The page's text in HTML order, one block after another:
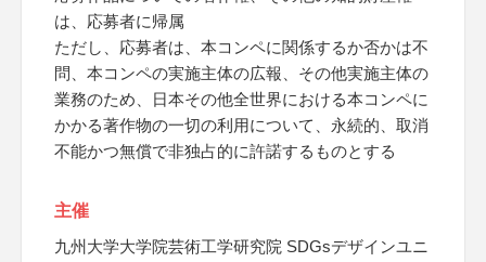
は、応募者に帰属
ただし、応募者は、本コンペに関係するか否かは不
問、本コンペの実施主体の広報、その他実施主体の
業務のため、日本その他全世界における本コンペに
かかる著作物の一切の利用について、永続的、取消
不能かつ無償で非独占的に許諾するものとする
主催
九州大学大学院芸術工学研究院 SDGsデザインユニ